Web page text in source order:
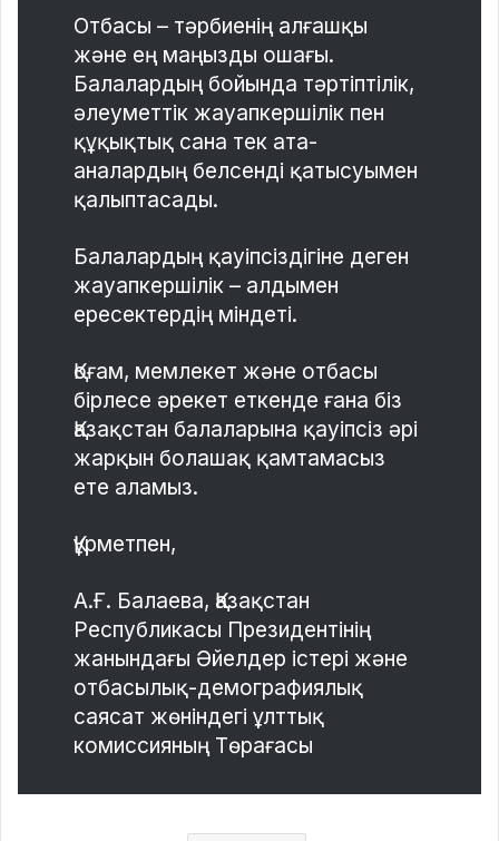
Отбасы – тәрбиенің алғашқы
және ең маңызды ошағы.
Балалардың бойында тәртіптілік,
әлеуметтік жауапкершілік пен
құқықтық сана тек ата-
аналардың белсенді қатысуымен
қалыптасады.
Балалардың қауіпсіздігіне деген
жауапкершілік – алдымен
ересектердің міндеті.
Қоғам, мемлекет және отбасы
бірлесе әрекет еткенде ғана біз
Қазақстан балаларына қауіпсіз әрі
жарқын болашақ қамтамасыз
ете аламыз.
Құрметпен,
А.Ғ. Балаева, Қазақстан
Республикасы Президентінің
жанындағы Әйелдер істері және
отбасылық-демографиялық
саясат жөніндегі ұлттық
комиссияның Төрағасы